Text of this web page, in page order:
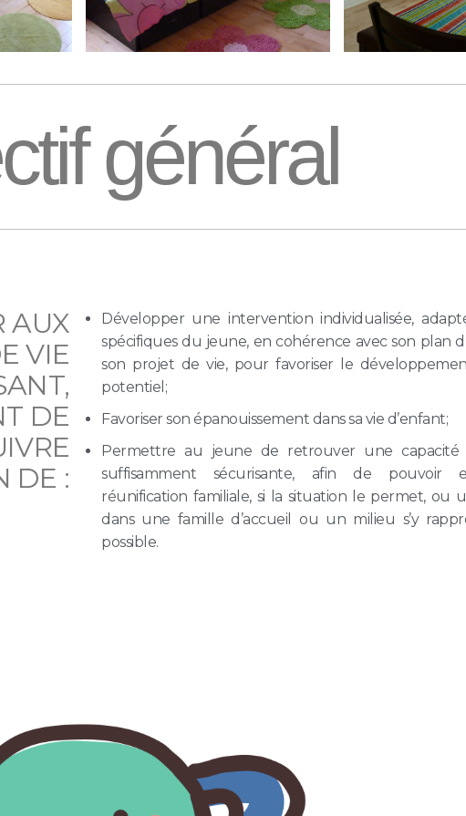
général
AUX
VIE
DE
DE :
Développer une intervention individualisée,
spécifiques du jeune, en cohérence avec son plan
son projet de vie, pour favoriser le
potentiel;
Favoriser son épanouissement dans sa vie d’enfant;
Permettre au jeune de retrouver une capacité
suffisamment sécurisante, afin de pouvoir
réunification familiale, si la situation le permet, ou
dans une famille d’accueil ou un milieu s’y
possible.